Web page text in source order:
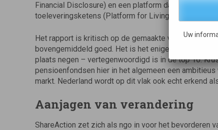
Financial Disclosure) en een platform dat zich inzet
toeleveringsketens (Platform for Living Wage
Het rapport is kritisch op de gemaakte voortgang
bovengemiddeld goed. Het is het enige land dat met
plaats negen – vertegenwoordigd is in de top 10.
pensioenfondsen hier in het algemeen een
markt. Nederland wordt op dit vlak ook echt erkend
Aanjagen van verandering
ShareAction zet zich als ngo in voor het bevorderen
Uw